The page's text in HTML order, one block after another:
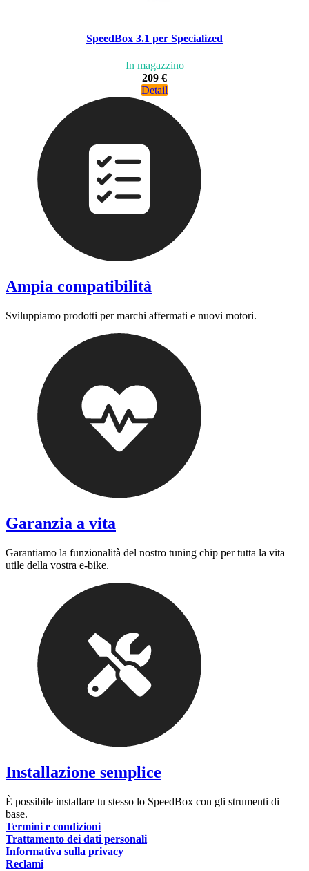
SpeedBox 3.1 per Specialized
In magazzino
209 €
Detail
Ampia compatibilità
Sviluppiamo prodotti per marchi affermati e nuovi motori.
Garanzia a vita
Garantiamo la funzionalità del nostro tuning chip per tutta la vita
utile della vostra e-bike.
Installazione semplice
È possibile installare tu stesso lo SpeedBox con gli strumenti di
base.
Termini e condizioni
Trattamento dei dati personali
Informativa sulla privacy
Reclami